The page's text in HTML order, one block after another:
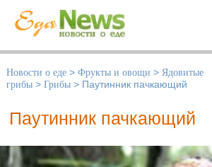
Новости о еде > Фрукты и овощи > Ядовитые
грибы > Грибы > Паутинник пачкающий
Паутинник пачкающий